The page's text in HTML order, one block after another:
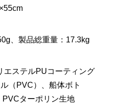
、製品総重量：17.3kg
エステルPUコーティング
（PVC）、船体ボト
PVCターポリン生地